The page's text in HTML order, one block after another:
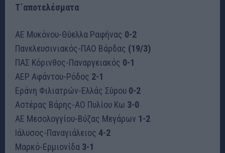
Τ΄αποτελέσματα
ΑΕ Μυκόνου-Θύελλα Ραφήνας 0-2
Πανελευσινιακός-ΠΑΟ Βάρδας (19/3)
ΠΑΣ Κόρινθος-Παναργειακός 0-1
ΑΕΡ Αφάντου-Ρόδος 2-1
Εράνη Φιλιατρών-Ελλάς Σύρου 0-2
Αστέρας Βάρης-ΑΟ Πυλίου Κω 3-0
ΑΕ Μεσολογγίου-Βύζας Μεγάρων 1-2
Ιάλυσος-Παναγιάλειος 4-2
Μαρκό-Ερμιονίδα 3-1